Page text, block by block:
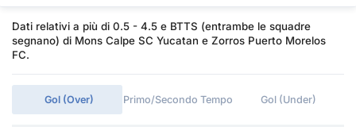
Dati relativi a più di 0.5 - 4.5 e BTTS (entrambe le squadre
segnano) di Mons Calpe SC Yucatan e Zorros Puerto Morelos
FC.
Gol (Over) Primo/Secondo Tempo Gol (Under)